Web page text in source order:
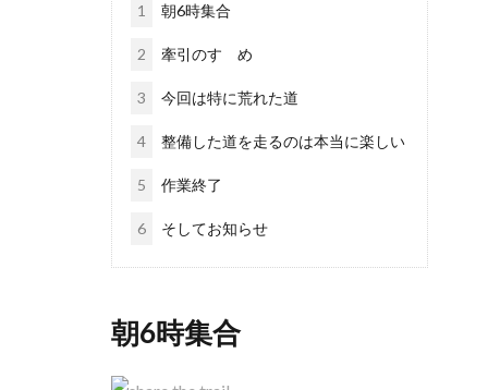
1 朝6時集合
2 牽引のすゝめ
3 今回は特に荒れた道
4 整備した道を走るのは本当に楽しい
5 作業終了
6 そしてお知らせ
朝6時集合